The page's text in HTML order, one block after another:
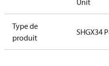
Unit
Type de
produit
SHGX34